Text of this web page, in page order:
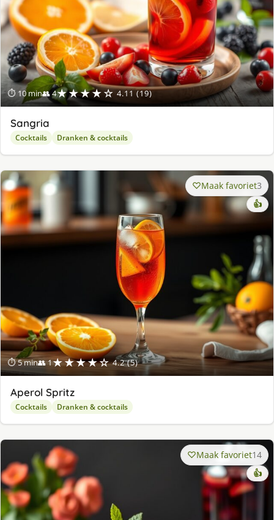
⏱ 10 min👥 4★★★★☆ 4.11 (19)
Sangria
Cocktails Dranken & cocktails
⏱ 5 min👥 1★★★★☆ 4.2 (5)
Maak favoriet3
👍
Aperol Spritz
Cocktails Dranken & cocktails
Maak favoriet14
👍